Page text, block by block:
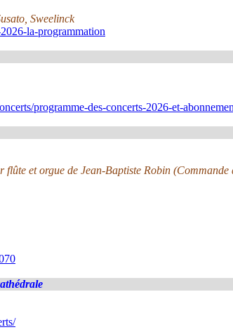
Sweelinck
la-programmation
programme-des-concerts-2026-et-
flûte et orgue de Jean-Baptiste Robin (Commande